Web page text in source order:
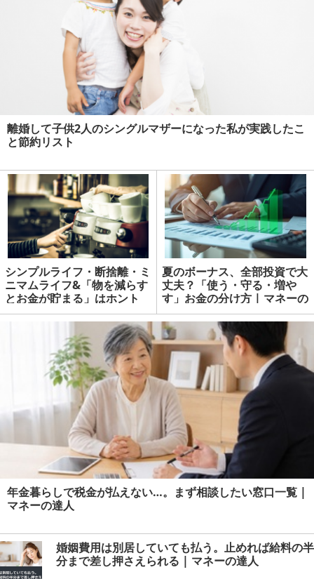
離婚して子供2人のシングルマザーになった私が実践したこ
と節約リスト
シンプルライフ・断捨離・ミ
ニマムライフ&「物を減らす
とお金が貯まる」はホント
か？
夏のボーナス、全部投資で大
丈夫？「使う・守る・増や
す」お金の分け方 | マネーの
達人
年金暮らしで税金が払えない…。まず相談したい窓口一覧 |
マネーの達人
婚姻費用は別居していても払う。止めれば給料の半
分まで差し押さえられる | マネーの達人